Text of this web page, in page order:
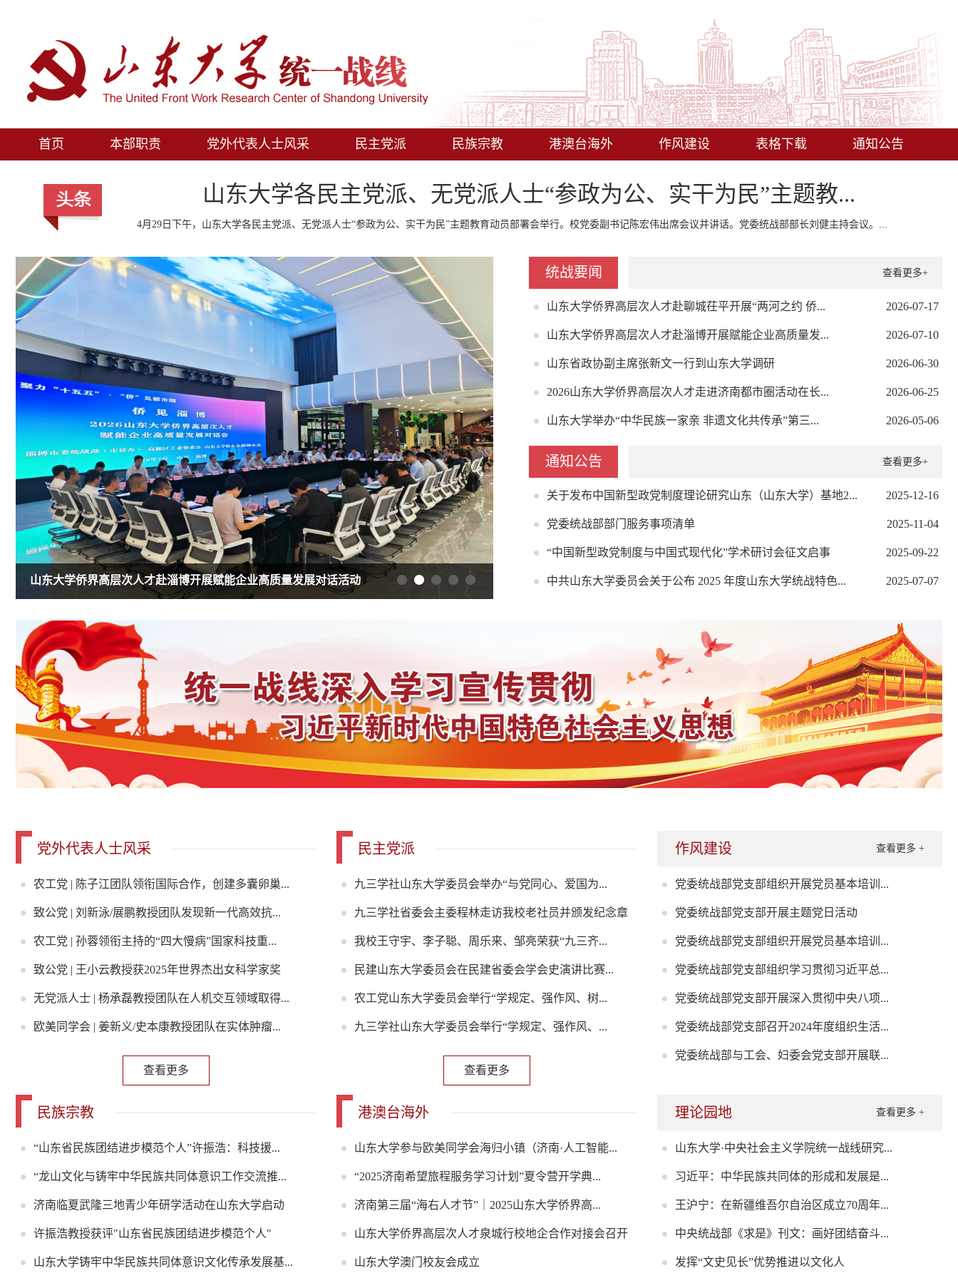
首页 本部职责 党外代表人士风采 民主党派 民族宗教 港澳台海外 作风建设 表格下载 通知公告
山东大学各民主党派、无党派人士“参政为公、实干为民”主题教...
4月29日下午，山东大学各民主党派、无党派人士“参政为公、实干为民”主题教育动员部署会举行。校党委副书记陈宏伟出席会议并讲话。党委统战部部长刘健主持会议。...
山东大学侨界高层次人才赴淄博开展赋能企业高质量发展对话活动 山东省政协副主席张新文一行到山东大学调研
统战要闻 查看更多+
山东大学侨界高层次人才赴聊城茌平开展“两河之约 侨... 2026-07-17
山东大学侨界高层次人才赴淄博开展赋能企业高质量发... 2026-07-10
山东省政协副主席张新文一行到山东大学调研 2026-06-30
2026山东大学侨界高层次人才走进济南都市圈活动在长... 2026-06-25
山东大学举办“中华民族一家亲 非遗文化共传承”第三... 2026-05-06
通知公告 查看更多+
关于发布中国新型政党制度理论研究山东（山东大学）基地2... 2025-12-16
党委统战部部门服务事项清单 2025-11-04
“中国新型政党制度与中国式现代化”学术研讨会征文启事 2025-09-22
中共山东大学委员会关于公布 2025 年度山东大学统战特色... 2025-07-07
党外代表人士风采
农工党 | 陈子江团队领衔国际合作，创建多囊卵巢...
致公党 | 刘新泳/展鹏教授团队发现新一代高效抗...
农工党 | 孙蓉领衔主持的“四大慢病”国家科技重...
致公党 | 王小云教授获2025年世界杰出女科学家奖
无党派人士 | 杨承磊教授团队在人机交互领域取得...
欧美同学会 | 姜新义/史本康教授团队在实体肿瘤...
查看更多
民主党派
九三学社山东大学委员会举办“与党同心、爱国为...
九三学社省委会主委程林走访我校老社员并颁发纪念章
我校王守宇、李子聪、周乐来、邹亮荣获“九三齐...
民建山东大学委员会在民建省委会学会史演讲比赛...
农工党山东大学委员会举行“学规定、强作风、树...
九三学社山东大学委员会举行“学规定、强作风、...
查看更多
民族宗教
“山东省民族团结进步模范个人”许振浩：科技援...
“龙山文化与铸牢中华民族共同体意识工作交流推...
济南临夏武隆三地青少年研学活动在山东大学启动
许振浩教授获评"山东省民族团结进步模范个人"
山东大学铸牢中华民族共同体意识文化传承发展基...
港澳台海外
山东大学参与欧美同学会海归小镇（济南·人工智能...
“2025济南希望旅程服务学习计划”夏令营开学典...
济南第三届“海右人才节”｜2025山东大学侨界高...
山东大学侨界高层次人才泉城行校地企合作对接会召开
山东大学澳门校友会成立
作风建设 查看更多 +
党委统战部党支部组织开展党员基本培训...
党委统战部党支部开展主题党日活动
党委统战部党支部组织开展党员基本培训...
党委统战部党支部组织学习贯彻习近平总...
党委统战部党支部开展深入贯彻中央八项...
党委统战部党支部召开2024年度组织生活...
党委统战部与工会、妇委会党支部开展联...
理论园地 查看更多 +
山东大学·中央社会主义学院统一战线研究...
习近平：中华民族共同体的形成和发展是...
王沪宁：在新疆维吾尔自治区成立70周年...
中央统战部《求是》刊文：画好团结奋斗...
发挥“文史见长”优势推进以文化人